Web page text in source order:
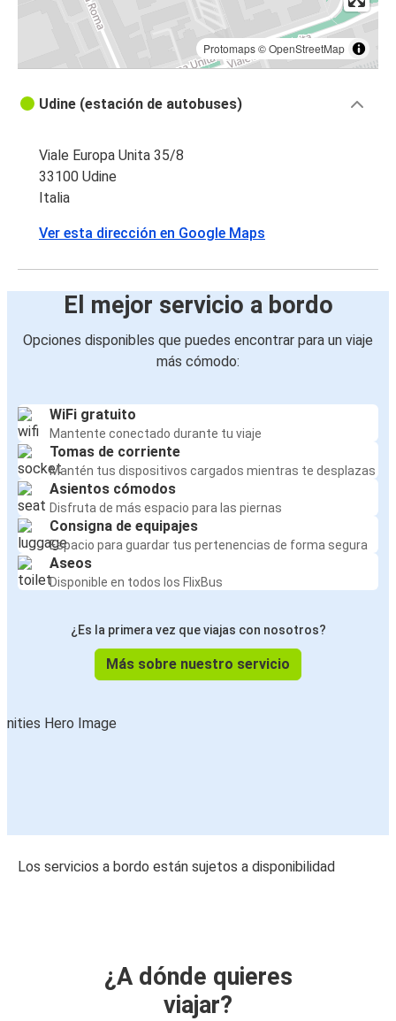
Protomaps©OpenStreetMap
Udine (estación de autobuses)
Viale Europa Unita 35/8
33100 Udine
Italia
Ver esta dirección en Google Maps
El mejor servicio a bordo
Opciones disponibles que puedes encontrar para un viaje
más cómodo:
WiFi gratuito
Mantente conectado durante tu viaje
Tomas de corriente
Mantén tus dispositivos cargados mientras te desplazas
Asientos cómodos
Disfruta de más espacio para las piernas
Consigna de equipajes
Espacio para guardar tus pertenencias de forma segura
Aseos
Disponible en todos los FlixBus
¿Es la primera vez que viajas con nosotros?
Más sobre nuestro servicio
Los servicios a bordo están sujetos a disponibilidad
¿A dónde quieres
viajar?